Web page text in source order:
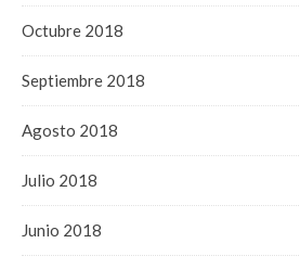
Octubre 2018
Septiembre 2018
Agosto 2018
Julio 2018
Junio 2018